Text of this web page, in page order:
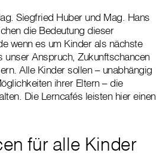
Siegfried Huber und Mag. Hans
die Bedeutung dieser
wenn es um Kinder als nächste
unser Anspruch, Zukunftschancen
Alle Kinder sollen – unabhängig
ihrer Eltern – die
Die Lerncafés leisten hier einen
für alle Kinder